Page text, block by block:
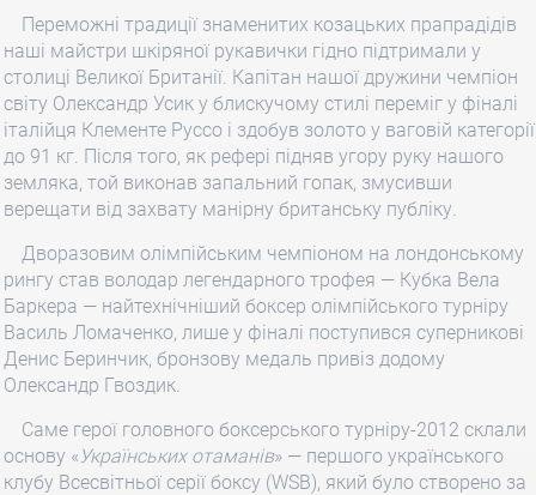
Переможні традиції знаменитих козацьких прапрадідів
наші майстри шкіряної рукавички гідно підтримали у
столиці Великої Британії. Капітан нашої дружини чемпіон
світу Олександр Усик у блискучому стилі переміг у фіналі
італійця Клементе Руссо і здобув золото у ваговій категорії
до 91 кг. Після того, як рефері підняв угору руку нашого
земляка, той виконав запальний гопак, змусивши
верещати від захвату манірну британську публіку.
Дворазовим олімпійським чемпіоном на лондонському
рингу став володар легендарного трофея — Кубка Вела
Баркера — найтехнічніший боксер олімпійського турніру
Василь Ломаченко, лише у фіналі поступився суперникові
Денис Беринчик, бронзову медаль привіз додому
Олександр Гвоздик.
Саме герої головного боксерського турніру-2012 склали
основу «Українських отаманів» — першого українського
клубу Всесвітньої серії боксу (WSB), який було створено за